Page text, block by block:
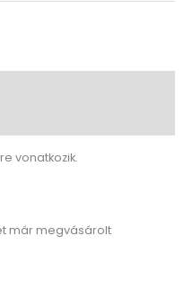
vonatkozik.
már megvásárolt